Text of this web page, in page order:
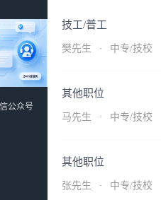
技工/普工
樊先生 · 中专/技校
其他职位
马先生 · 中专/技校
其他职位
张先生 · 中专/技校
公众号